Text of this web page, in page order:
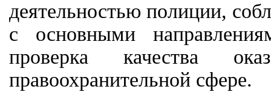
деятельностью полиции,
с основными
проверка качества
правоохранительной сфере.